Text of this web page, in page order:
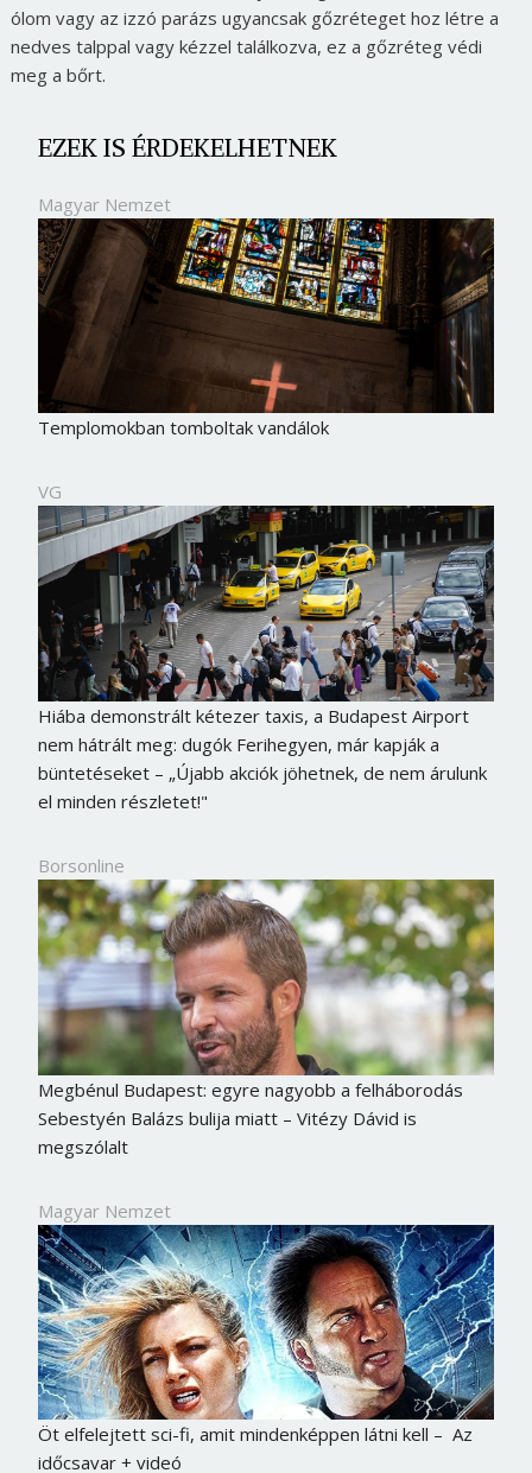
ólom vagy az izzó parázs ugyancsak gőzréteget hoz létre a
nedves talppal vagy kézzel találkozva, ez a gőzréteg védi
meg a bőrt.
EZEK IS ÉRDEKELHETNEK
Magyar Nemzet
Templomokban tomboltak vandálok
VG
Hiába demonstrált kétezer taxis, a Budapest Airport
nem hátrált meg: dugók Ferihegyen, már kapják a
büntetéseket – „Újabb akciók jöhetnek, de nem árulunk
el minden részletet!"
Borsonline
Megbénul Budapest: egyre nagyobb a felháborodás
Sebestyén Balázs bulija miatt – Vitézy Dávid is
megszólalt
Magyar Nemzet
Öt elfelejtett sci-fi, amit mindenképpen látni kell – Az
időcsavar + videó